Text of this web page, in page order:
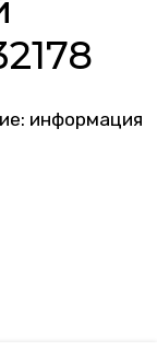
информация